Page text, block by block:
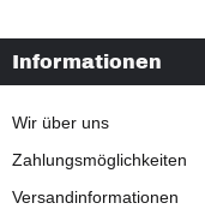
Informationen
Wir über uns
Zahlungsmöglichkeiten
Versandinformationen